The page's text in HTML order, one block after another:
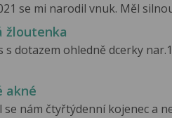
se mi narodil vnuk. Měl
žloutenka
s dotazem ohledně dcerky
akné
nám čtyřtýdenní kojenec a